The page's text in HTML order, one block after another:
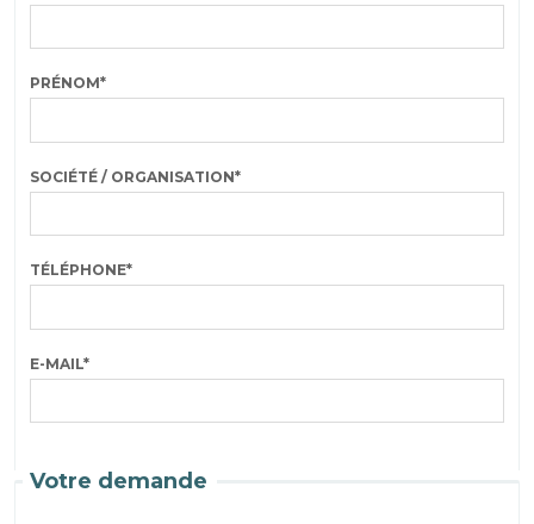
PRÉNOM*
SOCIÉTÉ / ORGANISATION*
TÉLÉPHONE*
E-MAIL*
Votre demande